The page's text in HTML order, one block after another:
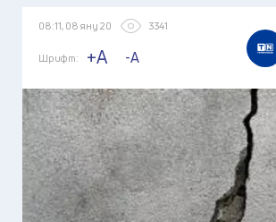
08:11, 08 яну 20 3341
Шрифт: +A -A